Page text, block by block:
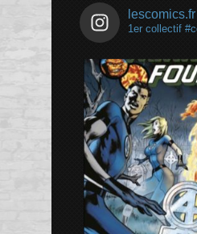
lescomics.fr
1er collectif